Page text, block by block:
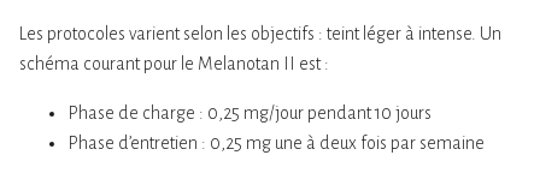
Les protocoles varient selon les objectifs : teint léger à intense. Un
schéma courant pour le Melanotan II est :
Phase de charge : 0,25 mg/jour pendant 10 jours
Phase d’entretien : 0,25 mg une à deux fois par semaine